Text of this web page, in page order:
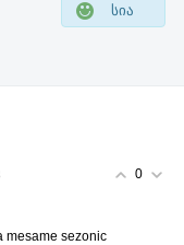
სია
0
mesame sezonic